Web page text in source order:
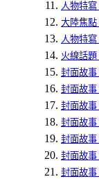
人物特寫
大陸焦點
人物特寫
火線話題
封面故事
封面故事
封面故事
封面故事
封面故事
封面故事
封面故事